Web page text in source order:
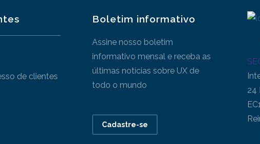
de clientes
Boletim informativo
Assine nosso boletim
informativo mensal e receba as
últimas notícias sobre UX de
todo o mundo
Cadastre-se
24